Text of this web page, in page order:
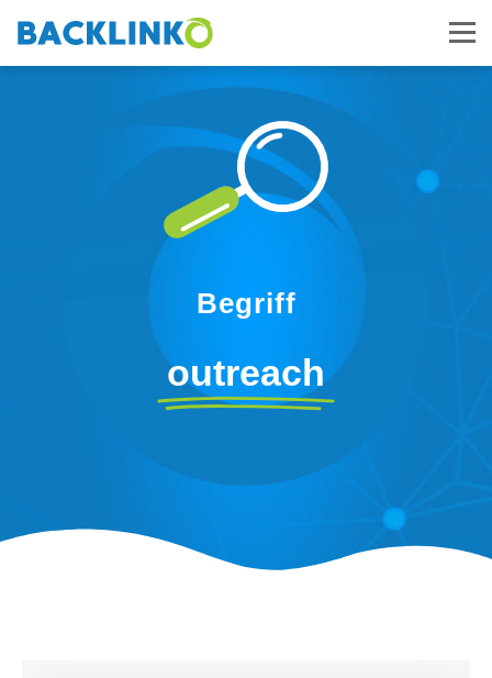
Begriff
outreach